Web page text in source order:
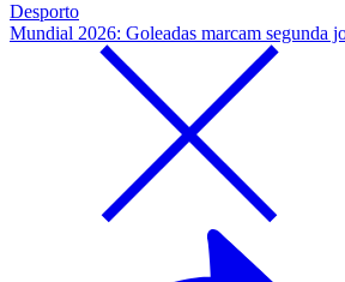
Desporto
Mundial 2026: Goleadas marcam segunda